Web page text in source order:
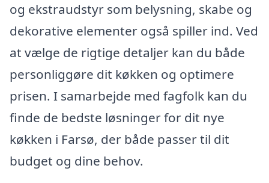
og ekstraudstyr som belysning, skabe og
dekorative elementer også spiller ind. Ved
at vælge de rigtige detaljer kan du både
personliggøre dit køkken og optimere
prisen. I samarbejde med fagfolk kan du
finde de bedste løsninger for dit nye
køkken i Farsø, der både passer til dit
budget og dine behov.